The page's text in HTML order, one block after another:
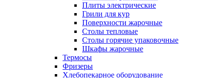
Плиты электрические
Грили для кур
Поверхности жарочные
Столы тепловые
Столы горячие упаковочные
Шкафы жарочные
Термосы
Фризеры
Хлебопекарное оборудование